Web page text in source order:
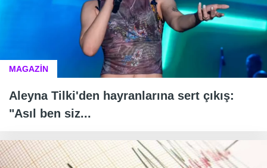
MAGAZİN
Aleyna Tilki'den hayranlarına sert çıkış:
"Asıl ben siz...